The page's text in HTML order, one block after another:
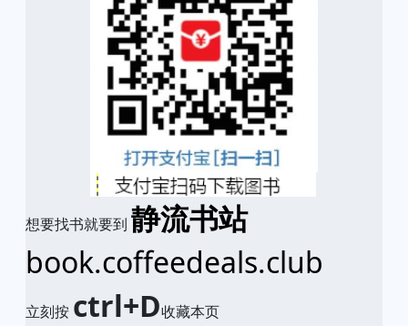
想要找书就要到 静流书站
book.coffeedeals.club
立刻按 ctrl+D收藏本页